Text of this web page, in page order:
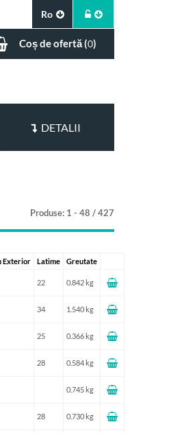
Ro
Coș de ofertă (0)
DETALII
Produse: 1 - 48 / 427
Exterior Latime
Greutate
22 0.842 kg
34 1.540 kg
25 0.366 kg
28 0.584 kg
0.745 kg
28 0.730 kg